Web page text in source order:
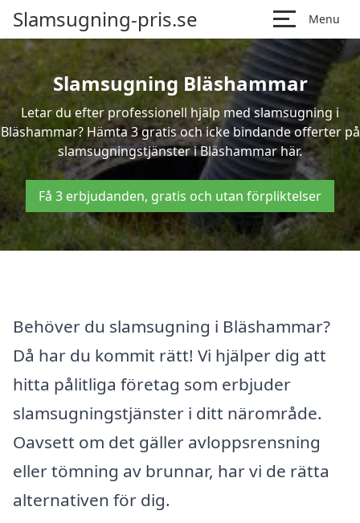
Slamsugning-pris.se Menu
Slamsugning Bläshammar
Letar du efter professionell hjälp med slamsugning i
Bläshammar? Hämta 3 gratis och icke bindande offerter på
slamsugningstjänster i Bläshammar här.
Få 3 erbjudanden, gratis och utan förpliktelser
Behöver du slamsugning i Bläshammar?
Då har du kommit rätt! Vi hjälper dig att
hitta pålitliga företag som erbjuder
slamsugningstjänster i ditt närområde.
Oavsett om det gäller avloppsrensning
eller tömning av brunnar, har vi de rätta
alternativen för dig.